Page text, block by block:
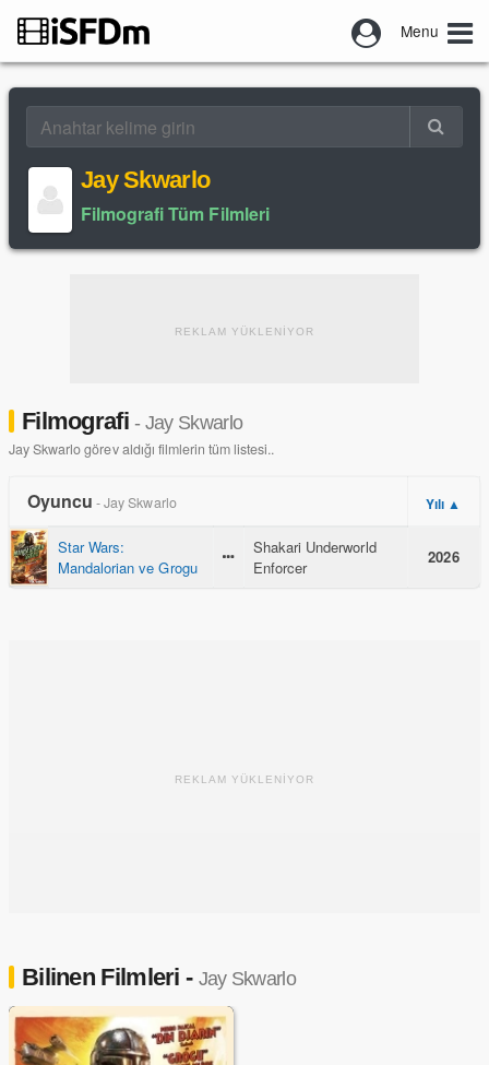
Menu
Jay Skwarlo
Filmografi Tüm Filmleri
REKLAM YÜKLENİYOR
Filmografi- Jay Skwarlo
Jay Skwarlo görev aldığı filmlerin tüm listesi..
Oyuncu - Jay Skwarlo Yılı ▲
Star Wars:
Mandalorian ve Grogu
Shakari Underworld
Enforcer
2026
REKLAM YÜKLENİYOR
Bilinen Filmleri - Jay Skwarlo